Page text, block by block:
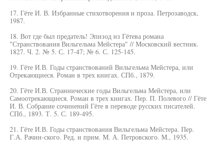
17. Гёте И. В. Избранные стихотворения и проза. Петрозаводск,
1987.
18. Вот где был предатель! Эпизод из Гётева романа
"Странствования Вильгельма Мейстера" // Московский вестник.
1827. Ч. 2. № 5. С. 17-47; № 6. С. 125-145.
19. Гёте И.В. Годы странствований Вильгельма Мейстера, или
Отрекающиеся. Роман в трех книгах. СПб., 1879.
20. Гёте И.В. Страннические годы Вильгельма Мейстера, или
Самоотрекающиеся. Роман в трех книгах. Пер. П. Полевого // Гёте
И. В. Собрание сочинений Гёте в переводе русских писателей.
СПб., 1893. Т. 5. С. 189-495.
21. Гёте И.В. Годы странствования Вильгельма Мейстера. Пер.
Г.А. Рачин-ского. Ред. и прим. М. А. Петровского. М., 1935.